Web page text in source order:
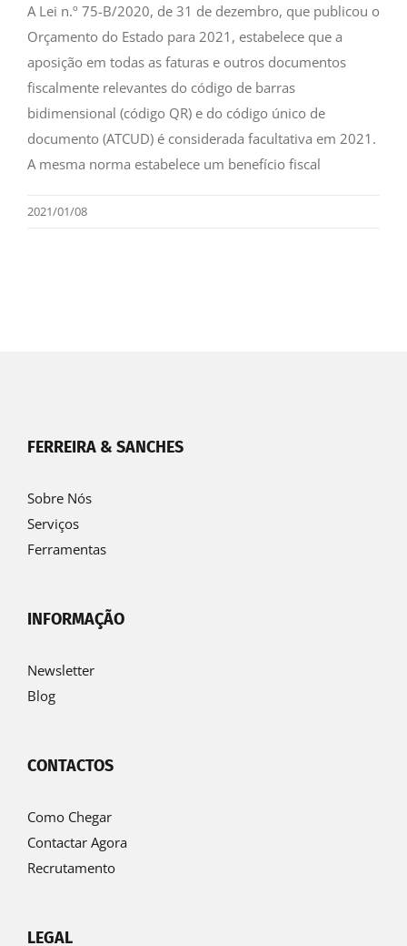
A Lei n.º 75-B/2020, de 31 de dezembro, que publicou o
Orçamento do Estado para 2021, estabelece que a
aposição em todas as faturas e outros documentos
fiscalmente relevantes do código de barras
bidimensional (código QR) e do código único de
documento (ATCUD) é considerada facultativa em 2021.
A mesma norma estabelece um benefício fiscal
2021/01/08
FERREIRA & SANCHES
Sobre Nós
Serviços
Ferramentas
INFORMAÇÃO
Newsletter
Blog
CONTACTOS
Como Chegar
Contactar Agora
Recrutamento
LEGAL